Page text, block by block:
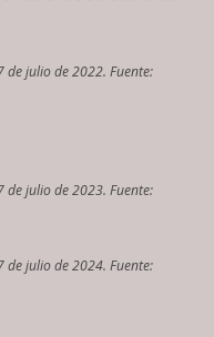
de julio de 2022. Fuente:
de julio de 2023. Fuente:
de julio de 2024. Fuente: